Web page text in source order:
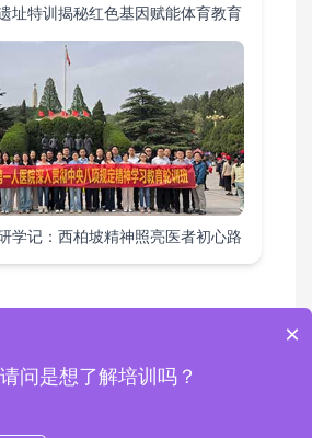
址特训揭秘红色基因赋能体育教育
学记：西柏坡精神照亮医者初心路
培训基地 版权所有 地址：西柏坡红色培训基地
×
问是想了解培训吗？